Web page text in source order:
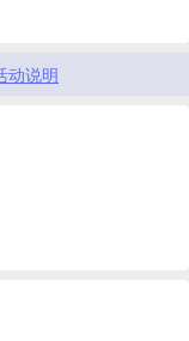
动说明